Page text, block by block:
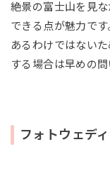
絶景の富士山を見
できる点が魅力で
あるわけではない
する場合は早めの
フォトウェデ